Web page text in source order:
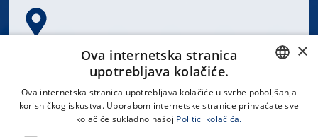
Spinčićeva 1, 21000 Split
CROATIAN
×
Ova internetska stranica
upotrebljava kolačiće.
Ova internetska stranica upotrebljava kolačiće u svrhe poboljšanja
korisničkog iskustva. Uporabom internetske stranice prihvaćate sve
kolačiće sukladno našoj Politici kolačića.